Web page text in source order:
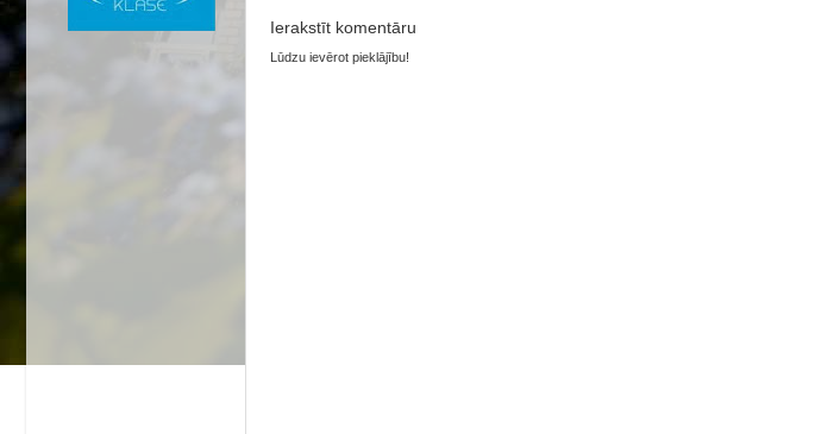
Ierakstīt komentāru
Lūdzu ievērot pieklājību!